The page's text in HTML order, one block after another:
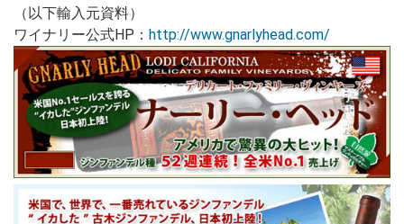
（以下輸入元資料）
ワイナリー公式HP： http://www.gnarlyhead.com/